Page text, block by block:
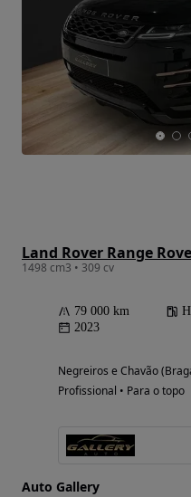
1498 cm3 • 309 cv
79 000 km
2023
Negreiros e Chavão
Profissional • Para o topo
Auto Gallery